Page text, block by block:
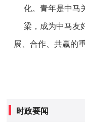
化。青年是中马
梁，成为中马友
展、合作、共赢
时政要闻